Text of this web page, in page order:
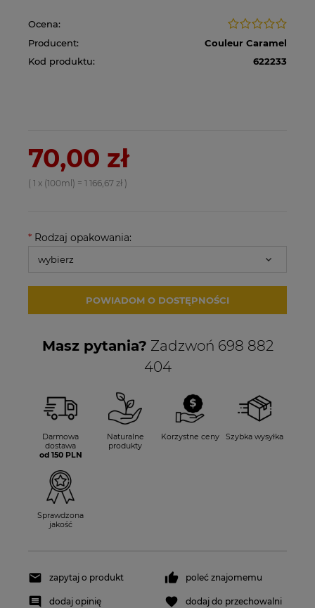
Ocena:
Producent:
Couleur Caramel
Kod produktu:
622233
70,00 zł
( 1 x (100ml) = 1 166,67 zł )
* Rodzaj opakowania:
POWIADOM O DOSTĘPNOŚCI
Masz pytania? Zadzwoń 698 882
404
Darmowa
dostawa
od 150 PLN
Naturalne
produkty
Korzystne ceny Szybka wysyłka
Sprawdzona
jakość
zapytaj o produkt poleć znajomemu
dodaj opinię dodaj do przechowalni